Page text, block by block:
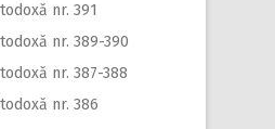
nr. 391
nr. 389-390
nr. 387-388
nr. 386